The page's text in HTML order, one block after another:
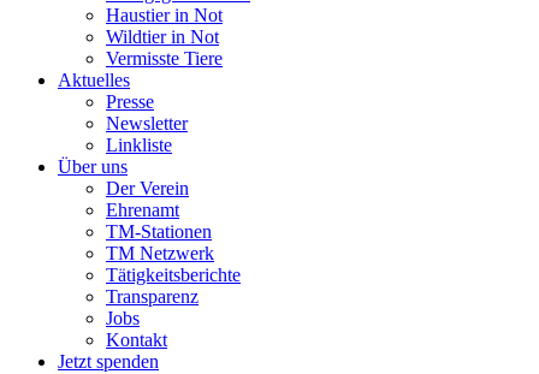
Haustier in Not
Wildtier in Not
Vermisste Tiere
Aktuelles
Presse
Newsletter
Linkliste
Über uns
Der Verein
Ehrenamt
TM-Stationen
TM Netzwerk
Tätigkeitsberichte
Transparenz
Jobs
Kontakt
Jetzt spenden